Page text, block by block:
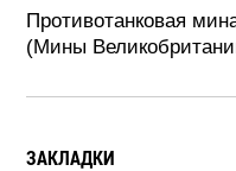
Противотанковая
(Мины
ЗАКЛАДКИ